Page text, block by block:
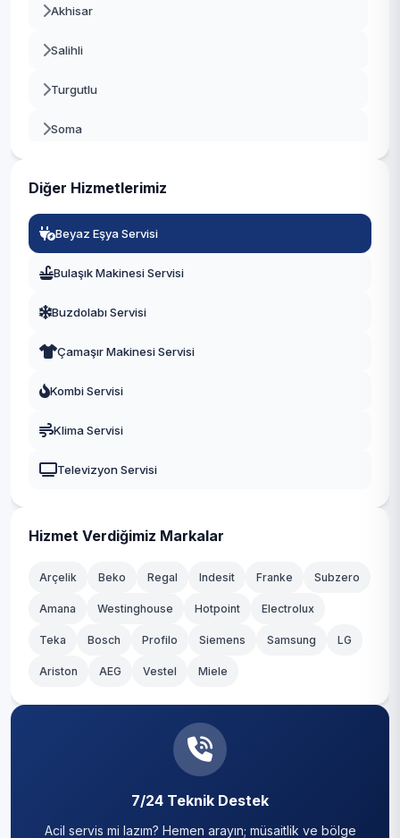
Akhisar
Salihli
Turgutlu
Soma
Diğer Hizmetlerimiz
Beyaz Eşya Servisi
Bulaşık Makinesi Servisi
Buzdolabı Servisi
Çamaşır Makinesi Servisi
Kombi Servisi
Klima Servisi
Televizyon Servisi
Hizmet Verdiğimiz Markalar
Arçelik Beko Regal Indesit Franke Subzero
Amana Westinghouse Hotpoint Electrolux
Teka Bosch Profilo Siemens Samsung LG
Ariston AEG Vestel Miele
7/24 Teknik Destek
Acil servis mi lazım? Hemen arayın; müsaitlik ve bölge